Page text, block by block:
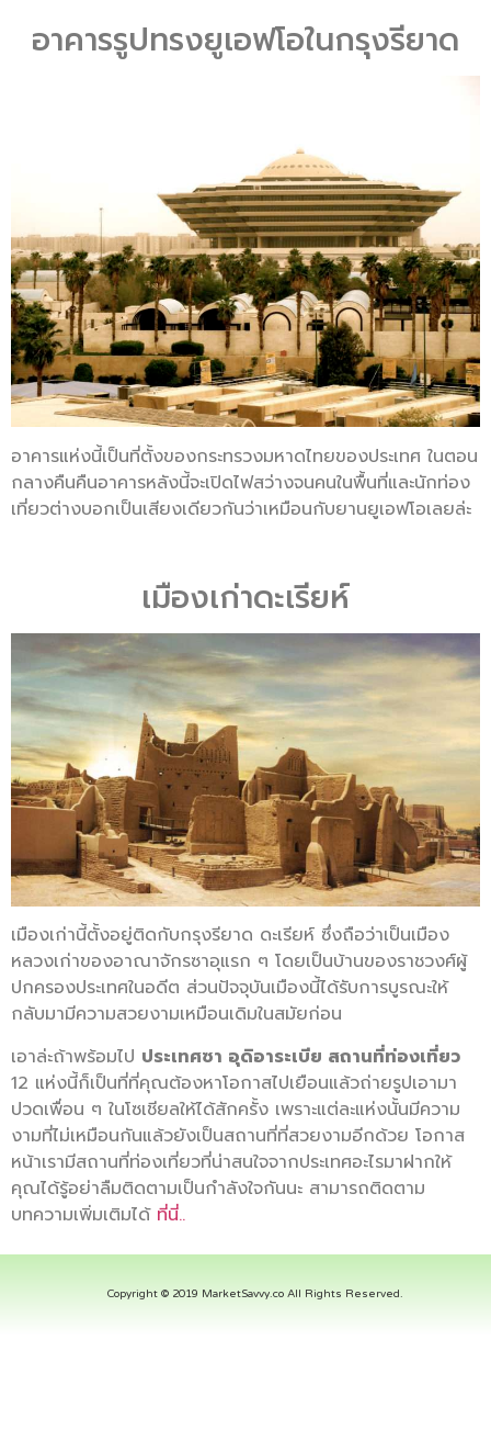
อาคารรูปทรงยูเอฟโอในกรุงรียาด
อาคารแห่งนี้เป็นที่ตั้งของกระทรวงมหาดไทยของประเทศ ในตอน
กลางคืนคืนอาคารหลังนี้จะเปิดไฟสว่างจนคนในพื้นที่และนักท่อง
เที่ยวต่างบอกเป็นเสียงเดียวกันว่าเหมือนกับยานยูเอฟโอเลยล่ะ
เมืองเก่าดะเรียห์
เมืองเก่านี้ตั้งอยู่ติดกับกรุงรียาด ดะเรียห์ ซึ่งถือว่าเป็นเมือง
หลวงเก่าของอาณาจักรซาอุแรก ๆ โดยเป็นบ้านของราชวงศ์ผู้
ปกครองประเทศในอดีต ส่วนปัจจุบันเมืองนี้ได้รับการบูรณะให้
กลับมามีความสวยงามเหมือนเดิมในสมัยก่อน
เอาล่ะถ้าพร้อมไป ประเทศซา อุดิอาระเบีย สถานที่ท่องเที่ยว
12 แห่งนี้ก็เป็นที่ที่คุณต้องหาโอกาสไปเยือนแล้วถ่ายรูปเอามา
ปวดเพื่อน ๆ ในโซเชียลให้ได้สักครั้ง เพราะแต่ละแห่งนั้นมีความ
งามที่ไม่เหมือนกันแล้วยังเป็นสถานที่ที่สวยงามอีกด้วย โอกาส
หน้าเรามีสถานที่ท่องเที่ยวที่น่าสนใจจากประเทศอะไรมาฝากให้
คุณได้รู้อย่าลืมติดตามเป็นกำลังใจกันนะ สามารถติดตาม
บทความเพิ่มเติมได้ ที่นี่..
Copyright © 2019 MarketSavvy.co All Rights Reserved.